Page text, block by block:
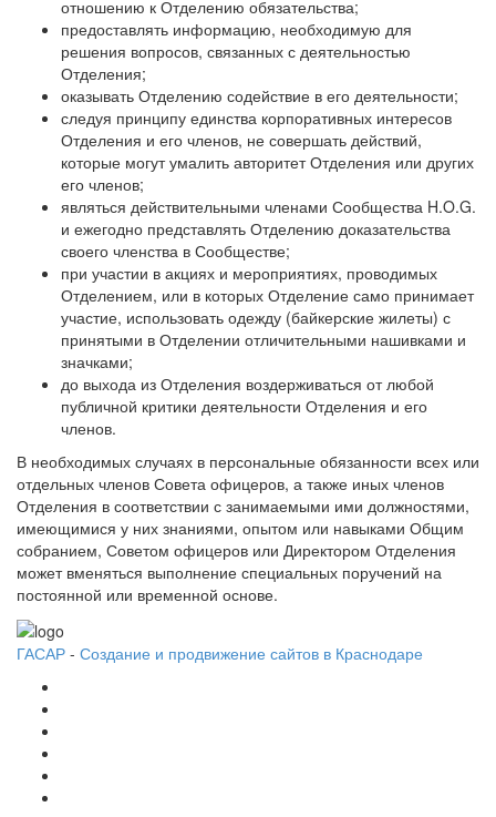
отношению к Отделению обязательства;
предоставлять информацию, необходимую для
решения вопросов, связанных с деятельностью
Отделения;
оказывать Отделению содействие в его деятельности;
следуя принципу единства корпоративных интересов
Отделения и его членов, не совершать действий,
которые могут умалить авторитет Отделения или других
его членов;
являться действительными членами Сообщества H.O.G.
и ежегодно представлять Отделению доказательства
своего членства в Сообществе;
при участии в акциях и мероприятиях, проводимых
Отделением, или в которых Отделение само принимает
участие, использовать одежду (байкерские жилеты) с
принятыми в Отделении отличительными нашивками и
значками;
до выхода из Отделения воздерживаться от любой
публичной критики деятельности Отделения и его
членов.
В необходимых случаях в персональные обязанности всех или
отдельных членов Совета офицеров, а также иных членов
Отделения в соответствии с занимаемыми ими должностями,
имеющимися у них знаниями, опытом или навыками Общим
собранием, Советом офицеров или Директором Отделения
может вменяться выполнение специальных поручений на
постоянной или временной основе.
ГАСАР - Создание и продвижение сайтов в Краснодаре